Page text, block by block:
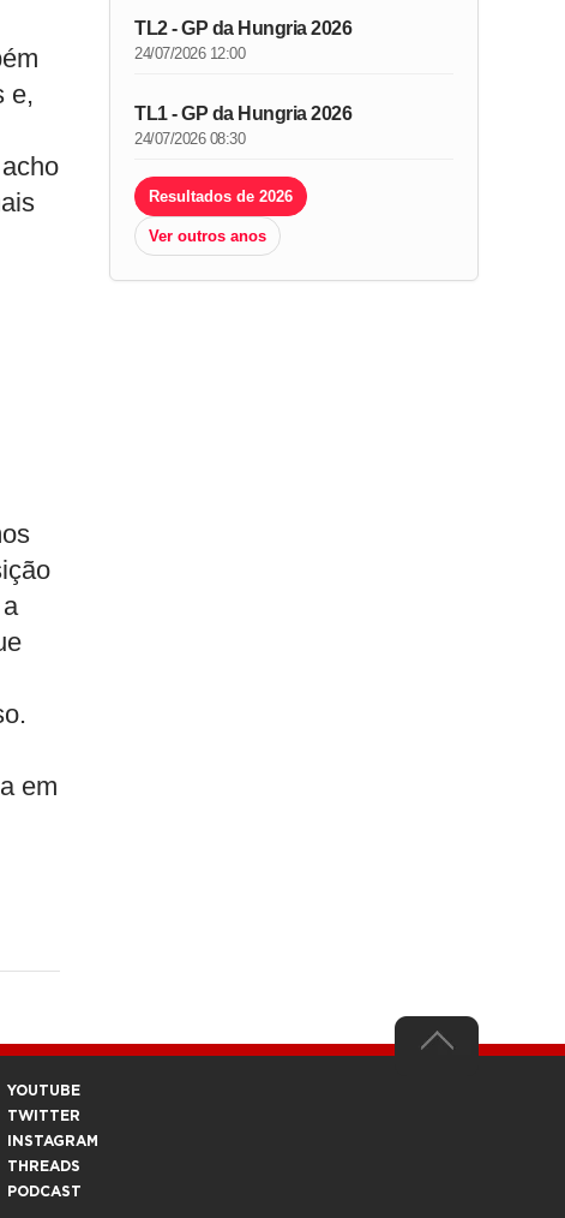
e,
em
TL2 - GP da Hungria 2026
24/07/2026 12:00
TL1 - GP da Hungria 2026
24/07/2026 08:30
Resultados de 2026
Ver outros anos
YOUTUBE
TWITTER
INSTAGRAM
THREADS
PODCAST